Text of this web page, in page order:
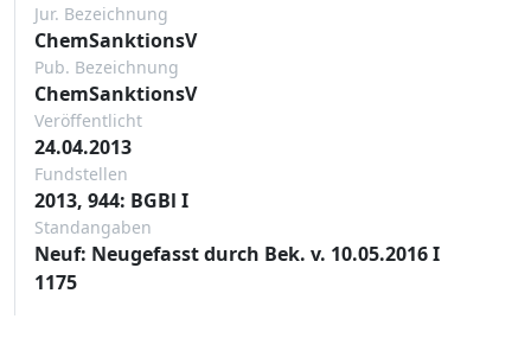
Jur. Bezeichnung
ChemSanktionsV
Pub. Bezeichnung
ChemSanktionsV
Veröffentlicht
24.04.2013
Fundstellen
2013, 944: BGBl I
Standangaben
Neuf: Neugefasst durch Bek. v. 10.05.2016 I
1175